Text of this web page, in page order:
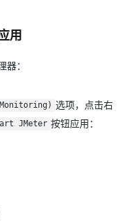
用
：
选项，点击右
JMeter 按钮应用：